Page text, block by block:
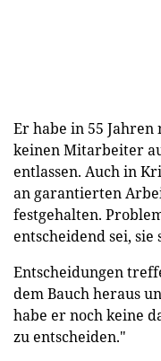
Er habe in 55
keinen Mitarbeiter
entlassen. Auch in
an garantierten
festgehalten.
entscheidend sei, sie
Entscheidungen
dem Bauch heraus
habe er noch keine
zu entscheiden."